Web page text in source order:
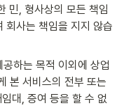
민, 형사상의 모든 책임
회사는 책임을 지지 않습
하는 목적 이외에 상업
본 서비스의 전부 또는
대, 증여 등을 할 수 없